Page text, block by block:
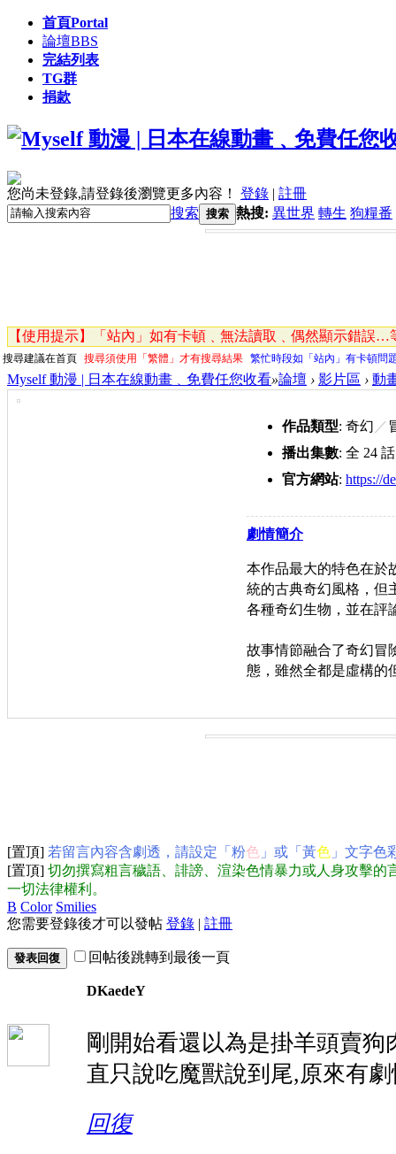
首頁Portal
論壇BBS
完結列表
TG群
捐款
您尚未登錄,請登錄後瀏覽更多內容！ 登錄 | 註冊
搜索 搜索 熱搜: 異世界 轉生 狗糧番
【使用提示】「站內」如有卡頓﹑無法讀取﹑偶然顯示錯誤
搜尋建議在首頁 搜尋須使用「繁體」才有搜尋結果 繁忙時段如「站內」有卡頓問
Myself 動漫 | 日本在線動畫﹑免費任您收看»論壇 › 影片區 › 動
作品類型: 奇幻 ／
播出集數: 全 24 話
官方網站: https://
劇情簡介
本作品最大的特色在於
統的古典奇幻風格，但
各種奇幻生物，並在評
故事情節融合了奇幻冒
態，雖然全都是虛構的
[置頂] 若留言內容含劇透，請設定「粉色 」或「黃色 」文字色
[置頂] 切勿撰寫粗言穢語、誹謗、渲染色情暴力或人身攻擊的
一切法律權利。
B Color Smilies
您需要登錄後才可以發帖 登錄 | 註冊
發表回復 回帖後跳轉到最後一頁
DKaedeY
剛開始看還以為是掛羊頭賣狗
直只說吃魔獸說到尾,原來有
回復